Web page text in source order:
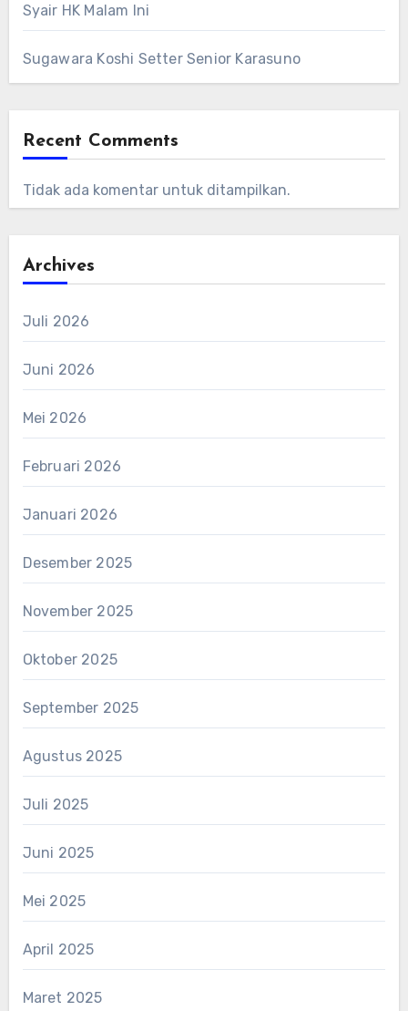
Syair HK Malam Ini
Sugawara Koshi Setter Senior Karasuno
Recent Comments
Tidak ada komentar untuk ditampilkan.
Archives
Juli 2026
Juni 2026
Mei 2026
Februari 2026
Januari 2026
Desember 2025
November 2025
Oktober 2025
September 2025
Agustus 2025
Juli 2025
Juni 2025
Mei 2025
April 2025
Maret 2025